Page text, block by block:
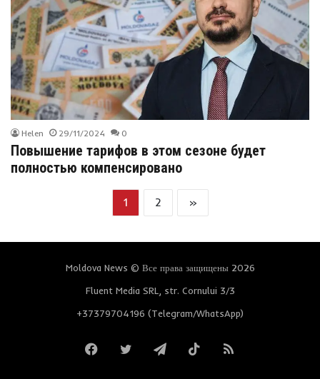
Helen 29/11/2024 0
Повышение тарифов в этом сезоне будет
полностью компенсировано
1 2 »
Moldova News © Все права защищены 2026
Fluent Media SRL, str. Cornului 3/3
+37379704196 (Telegram/WhatsApp)
FacebookTwitterTelegramTikTokRSS